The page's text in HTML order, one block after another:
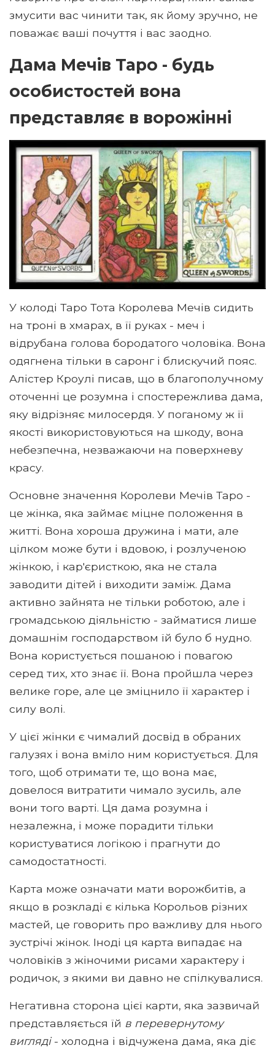
змусити вас чинити так, як йому зручно, не
поважає ваші почуття і вас заодно.
Дама Мечів Таро - будь
особистостей вона
представляє в ворожінні
У колоді Таро Тота Королева Мечів сидить
на троні в хмарах, в її руках - меч і
відрубана голова бородатого чоловіка. Вона
одягнена тільки в саронг і блискучий пояс.
Алістер Кроулі писав, що в благополучному
оточенні це розумна і спостережлива дама,
яку відрізняє милосердя. У поганому ж її
якості використовуються на шкоду, вона
небезпечна, незважаючи на поверхневу
красу.
Основне значення Королеви Мечів Таро -
це жінка, яка займає міцне положення в
житті. Вона хороша дружина і мати, але
цілком може бути і вдовою, і розлученою
жінкою, і кар'єристкою, яка не стала
заводити дітей і виходити заміж. Дама
активно зайнята не тільки роботою, але і
громадською діяльністю - займатися лише
домашнім господарством їй було б нудно.
Вона користується пошаною і повагою
серед тих, хто знає її. Вона пройшла через
велике горе, але це зміцнило її характер і
силу волі.
У цієї жінки є чималий досвід в обраних
галузях і вона вміло ним користується. Для
того, щоб отримати те, що вона має,
довелося витратити чимало зусиль, але
вони того варті. Ця дама розумна і
незалежна, і може порадити тільки
користуватися логікою і прагнути до
самодостатності.
Карта може означати мати ворожбитів, а
якщо в розкладі є кілька Корольов різних
мастей, це говорить про важливу для нього
зустрічі жінок. Іноді ця карта випадає на
чоловіків з жіночими рисами характеру і
родичок, з якими ви давно не спілкувалися.
Негативна сторона цієї карти, яка зазвичай
представляється їй в перевернутому
вигляді- холодна і відчужена дама, яка діє